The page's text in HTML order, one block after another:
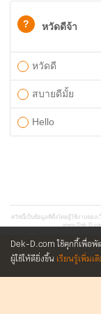
Dek-D.com ใช้คุกกี้เพื่อ
ผู้ใช้ให้ดียิ่งขึ้น เรียนรู้เพิ่มเ
? หวัดดีจ้า
หวัดดี
สบายดีมั้ย
Hello
ควิซนี้เป็นข้อมูลที่ตั้งโดยผู้ใช้งานของ
www.Dek-